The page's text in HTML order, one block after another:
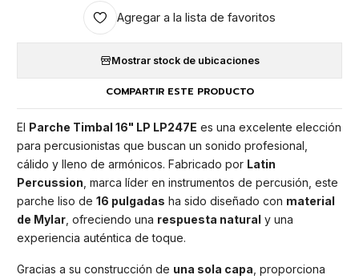
Agregar a la lista de favoritos
Mostrar stock de ubicaciones
COMPARTIR ESTE PRODUCTO
El Parche Timbal 16" LP LP247E es una excelente elección
para percusionistas que buscan un sonido profesional,
cálido y lleno de armónicos. Fabricado por Latin
Percussion , marca líder en instrumentos de percusión, este
parche liso de 16 pulgadas ha sido diseñado con material
de Mylar , ofreciendo una respuesta natural y una
experiencia auténtica de toque.
Gracias a su construcción de una sola capa , proporciona